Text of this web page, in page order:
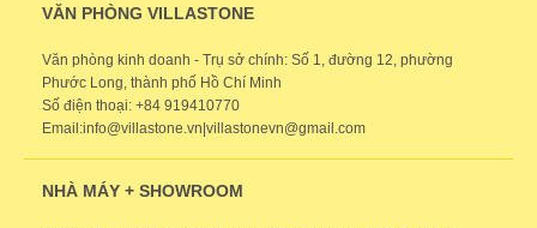
VĂN PHÒNG VILLASTONE
Văn phòng kinh doanh - Trụ sở chính: Số 1, đường 12, phường
Phước Long, thành phố Hồ Chí Minh
Số điện thoại: +84 919410770
Email:info@villastone.vn|villastonevn@gmail.com
NHÀ MÁY + SHOWROOM